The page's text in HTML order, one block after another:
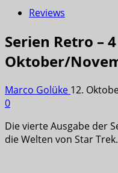
Reviews
Serien Retro – 4
Oktober/
Marco Golüke 12.
0
Die vierte Ausgabe der
die Welten von Star Trek.